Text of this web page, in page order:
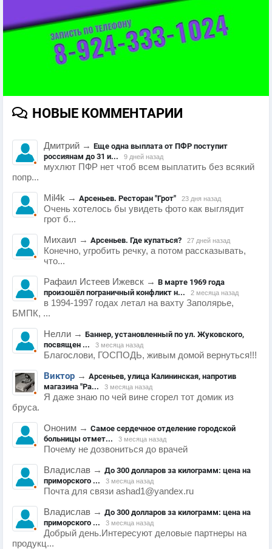
НОВЫЕ КОММЕНТАРИИ
Дмитрий → Еще одна выплата от ПФР поступит
россиянам до 31 и...
9 дней назад
мухлют ПФР нет чтоб всем выплатить без всякий
попр...
Mil4k → Арсеньев. Ресторан "Грот" 23 дня назад
Очень хотелось бы увидеть фото как выглядит
грот б...
Михаил → Арсеньев. Где купаться? 27 дней назад
Конечно, угробить речку, а потом рассказывать,
что...
Рафаил Истеев Ижевск → В марте 1969 года
произошёл пограничный конфликт н...
2 месяца назад
в 1994-1997 годах летал на вахту Заполярье,
БМПК, ...
Нелли → Баннер, установленный по ул. Жуковского,
посвящен ...
3 месяца назад
Благослови, ГОСПОДЬ, живым домой вернуться!!!
Виктор → Арсеньев, улица Калининская, напротив
магазина "Ра...
3 месяца назад
Я даже знаю по чей вине сгорел тот домик из
бруса.
Ононим → Самое сердечное отделение городской
больницы отмет...
3 месяца назад
Почему не дозвониться до врачей
Владислав → До 300 долларов за килограмм: цена на
приморского ...
3 месяца назад
Почта для связи ashad1@yandex.ru
Владислав → До 300 долларов за килограмм: цена на
приморского ...
3 месяца назад
Добрый день.Интересуют деловые партнеры на
продукц...